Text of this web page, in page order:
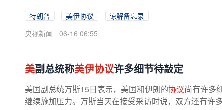
特朗普 美伊协议
谅解备忘录
央视新闻
06-16 06:55
美副总统称美伊协议许多细节待敲定
美国副总统万斯15日表示，美国和伊朗的协议尚有许多
继续施加压力。万斯当天在接受采访时说，双方还有许